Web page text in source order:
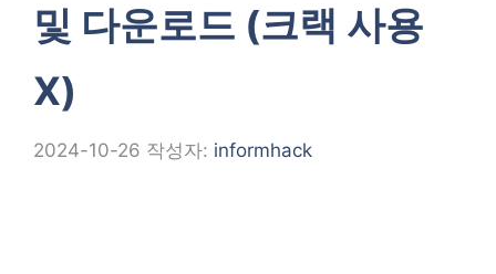
및 다운로드 (크랙 사용
X)
2024-10-26 작성자: informhack